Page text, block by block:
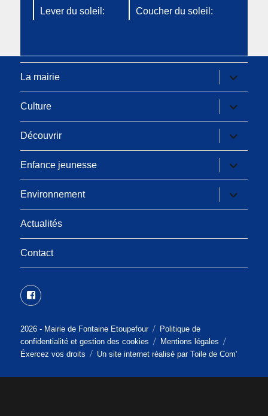
Lever du soleil:
Coucher du soleil:
La mairie
ouvrir
le
sous-
menu
Culture
ouvrir
le
sous-
menu
Découvrir
ouvrir
le
sous-
menu
Enfance jeunesse
ouvrir
le
sous-
menu
Environnement
ouvrir
le
sous-
Actualités
Contact
Facebook
2026 - Mairie de Fontaine Etoupefour
Politique de
confidentialité et gestion des cookies
Mentions légales
Éxercez vos droits
Un site internet réalisé parToile de Com’